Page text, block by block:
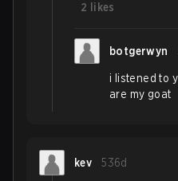
2
likes
botgerwyn
i listened to
are my goat
kev 536d